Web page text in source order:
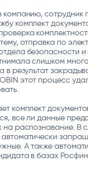
компанию, сотрудник
комплект
отправка по
безопасности
слишком
в результат
этот процесс
комплект
все ли данные
на распознавание. В
А также
в базах